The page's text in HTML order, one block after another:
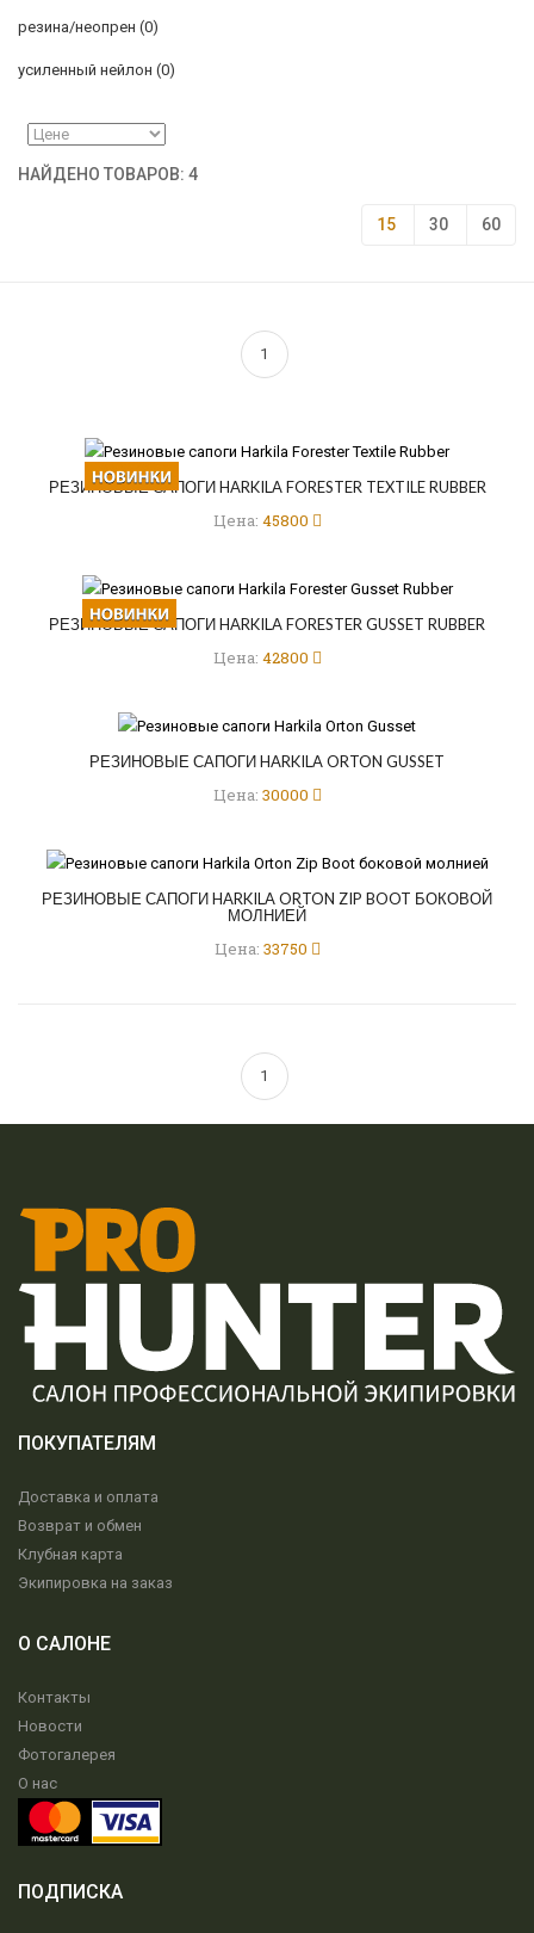
резина/неопрен (0)
усиленный нейлон (0)
НАЙДЕНО ТОВАРОВ: 4
15 30 60
1
РЕЗИНОВЫЕ САПОГИ HARKILA FORESTER TEXTILE RUBBER
Цена: 45800
РЕЗИНОВЫЕ САПОГИ HARKILA FORESTER GUSSET RUBBER
Цена: 42800
РЕЗИНОВЫЕ САПОГИ HARKILA ORTON GUSSET
Цена: 30000
РЕЗИНОВЫЕ САПОГИ HARKILA ORTON ZIP BOOT БОКОВОЙ
МОЛНИЕЙ
Цена: 33750
1
ПОКУПАТЕЛЯМ
Доставка и оплата
Возврат и обмен
Клубная карта
Экипировка на заказ
О САЛОНЕ
Контакты
Новости
Фотогалерея
О нас
ПОДПИСКА